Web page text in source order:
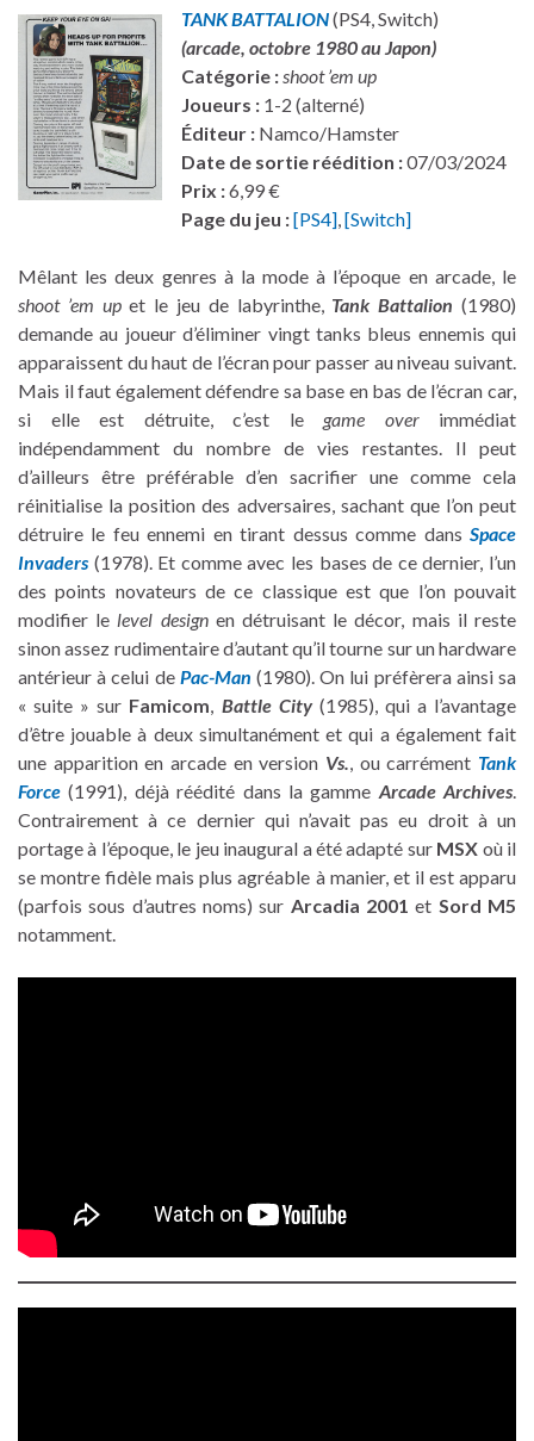
TANK BATTALION(PS4, Switch)
(arcade, octobre 1980 au Japon)
Catégorie : shoot ’em up
Joueurs : 1-2 (alterné)
Éditeur : Namco/Hamster
Date de sortie réédition :07/03/2024
Prix :6,99 €
Page du jeu :[PS4] [Switch]
Mêlant les deux genres à la mode à l’époque en arcade, le
shoot ’em upet le jeu de labyrinthe, Tank Battalion (1980)
demande au joueur d’éliminer vingt tanks bleus ennemis qui
apparaissent du haut de l’écran pour passer au niveau suivant.
Mais il faut également défendre sa base en bas de l’écran car,
si elle est détruite, c’est le game overimmédiat
indépendamment du nombre de vies restantes. Il peut
d’ailleurs être préférable d’en sacrifier une comme cela
réinitialise la position des adversaires, sachant que l’on peut
détruire le feu ennemi en tirant dessus comme dans Space
Invaders (1978). Et comme avec les bases de ce dernier, l’un
des points novateurs de ce classique est que l’on pouvait
modifier le level designen détruisant le décor, mais il reste
sinon assez rudimentaire d’autant qu’il tourne sur un hardware
antérieur à celui de Pac-Man (1980). On lui préfèrera ainsi sa
« suite » sur Famicom Battle City(1985), qui a l’avantage
d’être jouable à deux simultanément et qui a également fait
une apparition en arcade en version Vs. , ou carrément Tank
Force (1991), déjà réédité dans la gamme Arcade Archives
Contrairement à ce dernier qui n’avait pas eu droit à un
portage à l’époque, le jeu inaugural a été adapté sur MSX où il
se montre fidèle mais plus agréable à manier, et il est apparu
(parfois sous d’autres noms) sur Arcadia 2001 et Sord M5
notamment.